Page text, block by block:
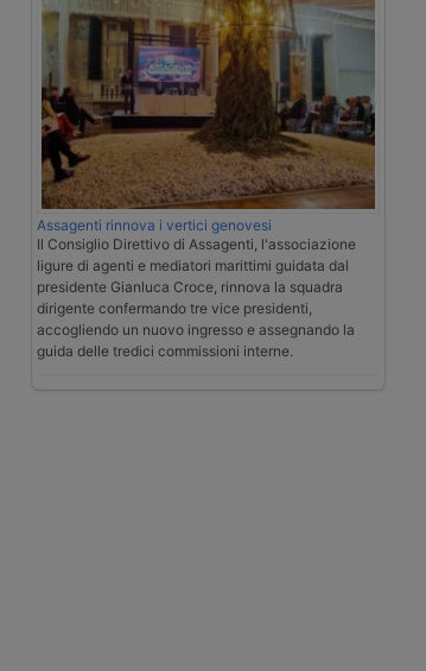
Assagenti rinnova i vertici genovesi
Il Consiglio Direttivo di Assagenti, l'associazione
ligure di agenti e mediatori marittimi guidata dal
presidente Gianluca Croce, rinnova la squadra
dirigente confermando tre vice presidenti,
accogliendo un nuovo ingresso e assegnando la
guida delle tredici commissioni interne.